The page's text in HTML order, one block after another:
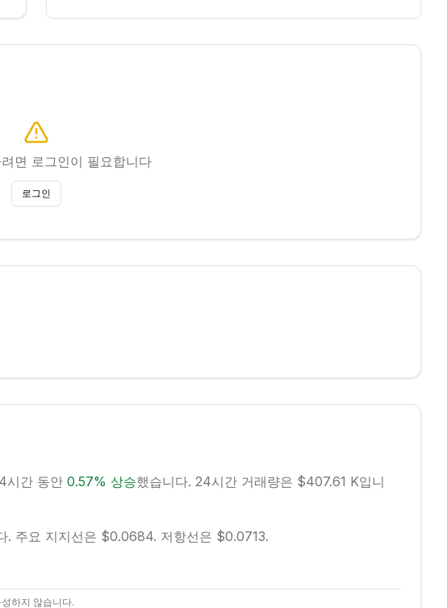
면 로그인이 필요합니다
로그인
시간 동안 0.57% 상승했습니다. 24시간 거래량은 $407.61 K입니
. 주요 지지선은 $0.0684. 저항선은 $0.0713.
하지 않습니다.